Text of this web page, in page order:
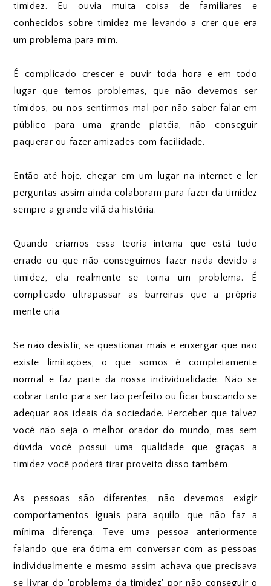
timidez. Eu ouvia muita coisa de familiares e
conhecidos sobre timidez me levando a crer que era
um problema para mim.
É complicado crescer e ouvir toda hora e em todo
lugar que temos problemas, que não devemos ser
tímidos, ou nos sentirmos mal por não saber falar em
público para uma grande platéia, não conseguir
paquerar ou fazer amizades com facilidade.
Então até hoje, chegar em um lugar na internet e ler
perguntas assim ainda colaboram para fazer da timidez
sempre a grande vilã da história.
Quando criamos essa teoria interna que está tudo
errado ou que não conseguimos fazer nada devido a
timidez, ela realmente se torna um problema. É
complicado ultrapassar as barreiras que a própria
mente cria.
Se não desistir, se questionar mais e enxergar que não
existe limitações, o que somos é completamente
normal e faz parte da nossa individualidade. Não se
cobrar tanto para ser tão perfeito ou ficar buscando se
adequar aos ideais da sociedade. Perceber que talvez
você não seja o melhor orador do mundo, mas sem
dúvida você possui uma qualidade que graças a
timidez você poderá tirar proveito disso também.
As pessoas são diferentes, não devemos exigir
comportamentos iguais para aquilo que não faz a
mínima diferença. Teve uma pessoa anteriormente
falando que era ótima em conversar com as pessoas
individualmente e mesmo assim achava que precisava
se livrar do 'problema da timidez' por não conseguir o